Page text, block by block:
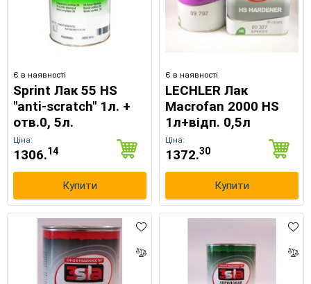
Є в наявності
Sprint Лак 55 HS
"anti-scratch" 1л. +
отв.0, 5л.
Ціна:
1306.14
Купити
Є в наявності
LECHLER Лак
Macrofan 2000 HS
1л+відп. 0,5л
Ціна:
1372.30
Купити